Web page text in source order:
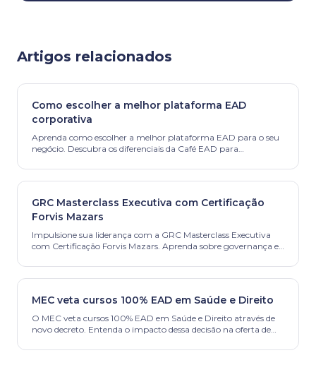
Artigos relacionados
Como escolher a melhor plataforma EAD
corporativa
Aprenda como escolher a melhor plataforma EAD para o seu
negócio. Descubra os diferenciais da Café EAD para
GRC Masterclass Executiva com Certificação
Forvis Mazars
Impulsione sua liderança com a GRC Masterclass Executiva
com Certificação Forvis Mazars. Aprenda sobre governança e
MEC veta cursos 100% EAD em Saúde e Direito
O MEC veta cursos 100% EAD em Saúde e Direito através de
novo decreto. Entenda o impacto dessa decisão na oferta de